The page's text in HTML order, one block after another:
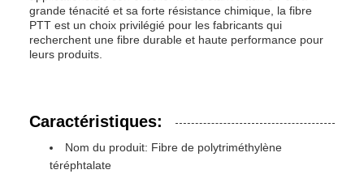
grande ténacité et sa forte résistance chimique, la fibre
PTT est un choix privilégié pour les fabricants qui
recherchent une fibre durable et haute performance pour
leurs produits.
Caractéristiques:
Nom du produit: Fibre de polytriméthylène
téréphtalate